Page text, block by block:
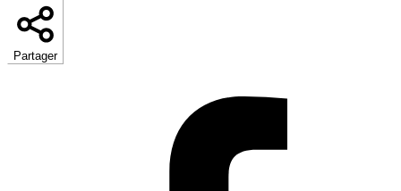
Partager